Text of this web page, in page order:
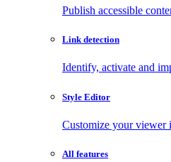
Publish accessible
Link detection
Identify, activate and
Style Editor
Customize your viewer
All features